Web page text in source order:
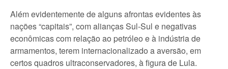
Além evidentemente de alguns afrontas evidentes às
nações “capitais”, com alianças Sul-Sul e negativas
econômicas com relação ao petróleo e à indústria de
armamentos, terem internacionalizado a aversão, em
certos quadros ultraconservadores, à figura de Lula.